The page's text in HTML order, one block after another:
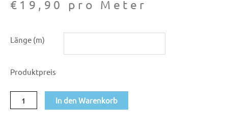
€ 19,90 pro Meter
Länge (m)
Produktpreis
Stretch
schwarz/silber
Menge
In den Warenkorb